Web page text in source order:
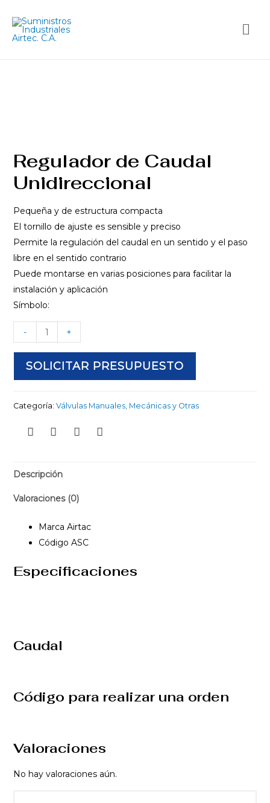
Regulador de Caudal
Unidireccional
Pequeña y de estructura compacta
El tornillo de ajuste es sensible y preciso
Permite la regulación del caudal en un sentido y el paso
libre en el sentido contrario
Puede montarse en varias posiciones para facilitar la
instalación y aplicación
Símbolo:
- +
SOLICITAR PRESUPUESTO
Categoría: Válvulas Manuales, Mecánicas y Otras
Descripción
Valoraciones (0)
Marca Airtac
Código ASC
Especificaciones
Caudal
Código para realizar una orden
Valoraciones
No hay valoraciones aún.